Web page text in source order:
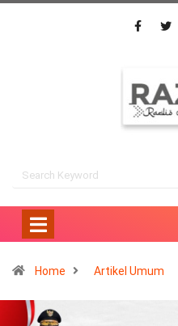
Home Artikel Umum